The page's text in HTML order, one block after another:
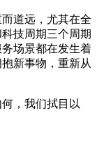
道远，尤其在全
技周期三个周期
场景都在发生着
新事物，重新从
，我们拭目以